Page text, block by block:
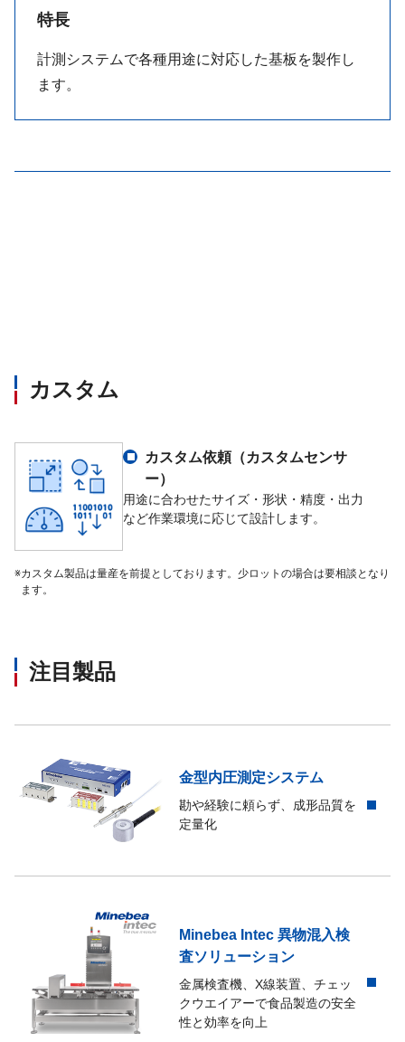
特長
計測システムで各種用途に対応した基板を製作し
ます。
カスタム
カスタム依頼（カスタムセンサ
ー）
用途に合わせたサイズ・形状・精度・出力
など作業環境に応じて設計します。
※カスタム製品は量産を前提としております。少ロットの場合は要相談となり
ます。
注目製品
金型内圧測定システム
勘や経験に頼らず、成形品質を
定量化
Minebea Intec 異物混入検
査ソリューション
金属検査機、X線装置、チェッ
クウエイアーで食品製造の安全
性と効率を向上